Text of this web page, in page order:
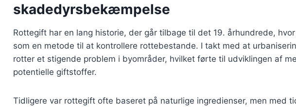
skadedyrsbekæmpelse
Rottegift har en lang historie, der går tilbage til det 19. århundrede,
som en metode til at kontrollere rottebestande. I takt med at
rotter et stigende problem i byområder, hvilket førte til udviklingen af
potentielle giftstoffer.
Tidligere var rottegift ofte baseret på naturlige ingredienser, men med